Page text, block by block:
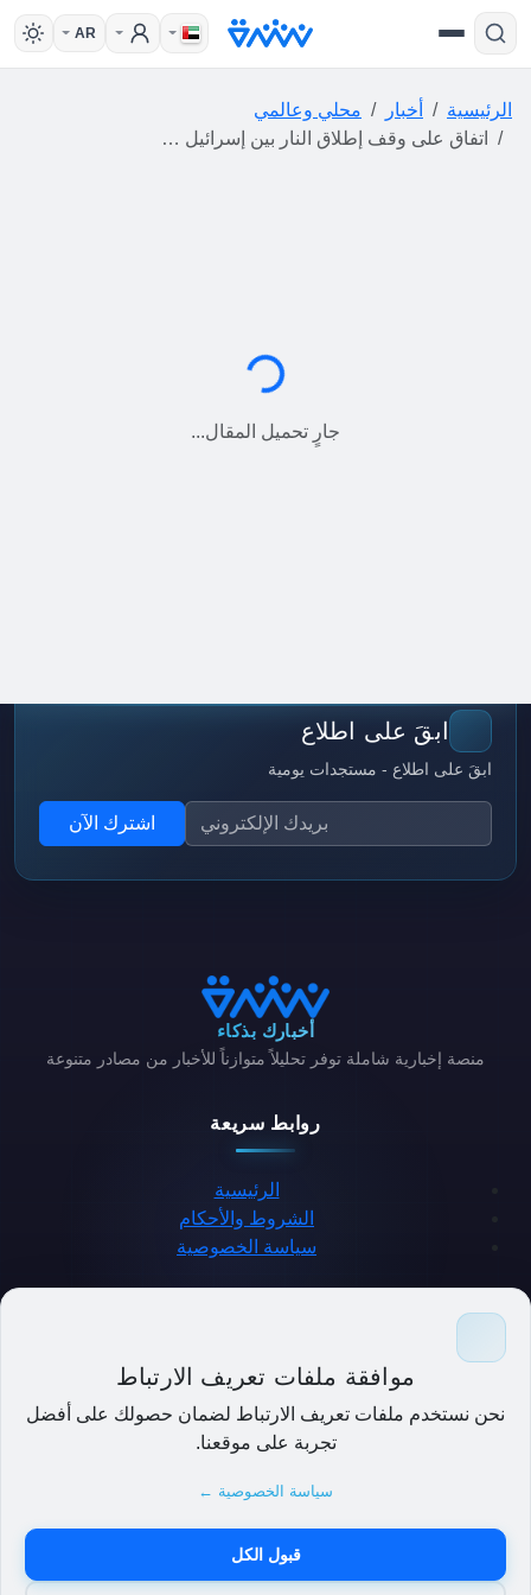
موافقة ملفات تعريف الارتباط
نحن نستخدم ملفات تعريف الارتباط لضمان حصولك على أفضل
تجربة على موقعنا.
سياسة الخصوصية ←
قبول الكل
AR
الرئيسية أخبار
محلي وعالمي
اتفاق على وقف إطلاق النار بين إسرائيل ولبنان... وكاتس يؤكد بقاء القوات الإسرائيلية في الجنوب
جارٍ التحميل...
جارٍ تحميل المقال...
ابقَ على اطلاع
ابقَ على اطلاع - مستجدات يومية
اشترك الآن
أخبارك بذكاء
منصة إخبارية شاملة توفر تحليلاً متوازناً للأخبار من مصادر متنوعة
روابط سريعة
الرئيسية
الشروط والأحكام
سياسة الخصوصية